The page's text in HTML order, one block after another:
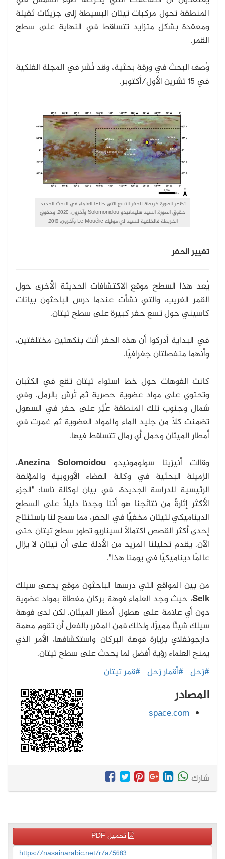
المنطقة تحول مركبات تيتان البسيطة إلى جزيئات ثقيلة
ومعقدة بشكل متزايد تتساقط في النهاية على سطح
القمر.
وُصف البحث في ورقة بحثية، وقد نُشر في المجلة الفلكية
في 15 تشرين الأول/أكتوبر.
تظهر الصورة خريطة للحفر التسع التي حللها العلماء في البحث الجديد.
حقوق الصورة: السيد سليمانيدو Solomonidou وآخرون، 2020. وحقوق
الخريطة فالخلفية للسيد لي موليك Le Mouélic وآخرون، 2019.
تغيير الحفر
يُعد هذا السطح موقع الاكتشافات الحديثة الأخرى حول
القمر الغريب، والتي نشأت عندما درس الباحثون بيانات
كاسيني حول تسع حفر كبيرة على سطح تيتان.
في البداية أدركوا أن هذه الحفر أتت بنكهتين مختلفتين،
وأنهما منفصلتان جغرافيًا.
كانت الفوهات حول خط استواء تيتان تقع في الكثبان
وتحتوي على مواد عضوية حصرية ثم تُرش بالرمل. وفي
شمال وجنوب تلك المنطقة عُثِر على حفر في السهول
تضمنت كلًا من جليد الماء والمواد العضوية ثم غمرت في
أمطار الميثان وحمل أي رمال تتساقط فيها.
وقالت أنيزينا سولومونيدوAnezina Solomoidou،
الزميلة البحثية في وكالة الفضاء الأوروبية والمؤلفة
الرئيسية للدراسة الجديدة، في بيان لوكالة ناسا: "الجزء
الأكثر إثارةً من نتائجنا هو أننا وجدنا دليلًا على السطح
الديناميكي لتيتان مخفيًا في الحفر، مما سمح لنا باستنتاج
إحدى أكثر القصص اكتمالًا لسيناريو تطور سطح تيتان حتى
الآن. يقدم تحليلنا المزيد من الأدلة على أن تيتان لا يزال
عالمًا ديناميكيًا في يومنا هذا".
من بين المواقع التي درسها الباحثون موقع يدعى سيلك
Selk، حيث وجد العلماء فوهة بركان مغطاة بمواد عضوية
دون أي علامة على هطول أمطار الميثان. لكن لدى فوهة
سيلك شيئًا مميزًا، ولذلك فمن المقرر بالفعل أن تقوم مهمة
دارجونفلاي بزيارة فوهة البركان واستكشافها، الأمر الذي
يمنح العلماء رؤية أفضل لما يحدث على سطح تيتان.
#زحل #أقمار زحل #قمر تيتان
المصادر
space.com
شارك
تحميل PDF
https://nasainarabic.net/r/a/5683